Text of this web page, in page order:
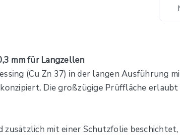
mm für Langzellen
(Cu Zn 37) in der langen Ausführung
Die großzügige Prüffläche
mit einer Schutzfolie